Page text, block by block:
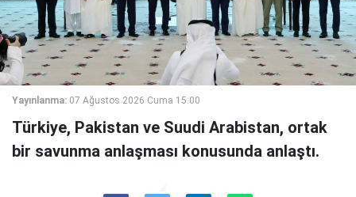
Yayınlanma: 07 Ağustos 2026 Cuma 15:00
Türkiye, Pakistan ve Suudi Arabistan, ortak
bir savunma anlaşması konusunda anlaştı.